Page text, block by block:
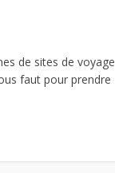
de sites de voyage
faut pour prendre